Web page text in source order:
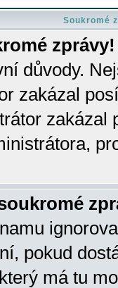
Soukromé
zprávy!
důvody.
zakázal
zakázal
pokud
má tu